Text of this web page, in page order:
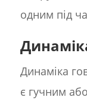
одним під
Динаміка
є гучним